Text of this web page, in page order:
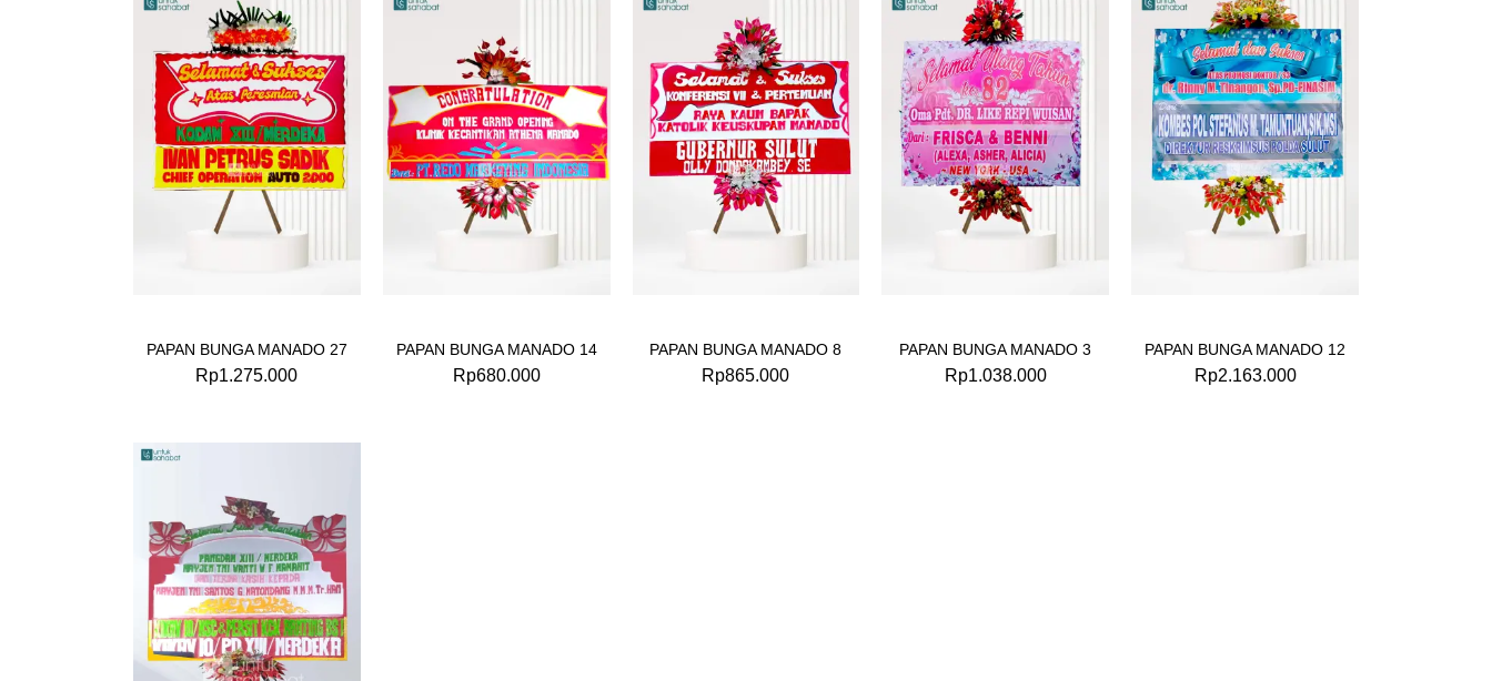
PAPAN BUNGA MANADO 27
Rp1.275.000
PAPAN BUNGA MANADO 14
Rp680.000
PAPAN BUNGA MANADO 8
Rp865.000
PAPAN BUNGA MANADO 3
Rp1.038.000
PAPAN BUNGA MANADO 12
Rp2.163.000